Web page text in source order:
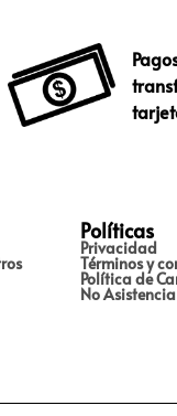
Políticas
Privacidad
Términos y
Política de
No